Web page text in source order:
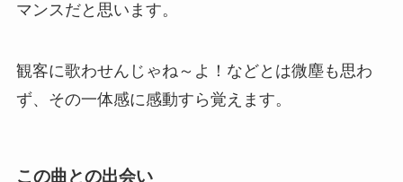
マンスだと思います。
観客に歌わせんじゃね～よ！などとは微塵も思わ
ず、その一体感に感動すら覚えます。
この曲との出会い